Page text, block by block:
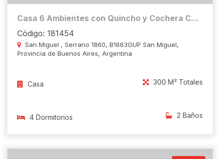
Casa 6 Ambientes con Quincho y Cochera C...
Código: 181454
San Miguel , Serrano 1860, B1663GUP San Miguel,
Provincia de Buenos Aires, Argentina
Casa 300 M² Totales
4 Dormitorios 2 Baños